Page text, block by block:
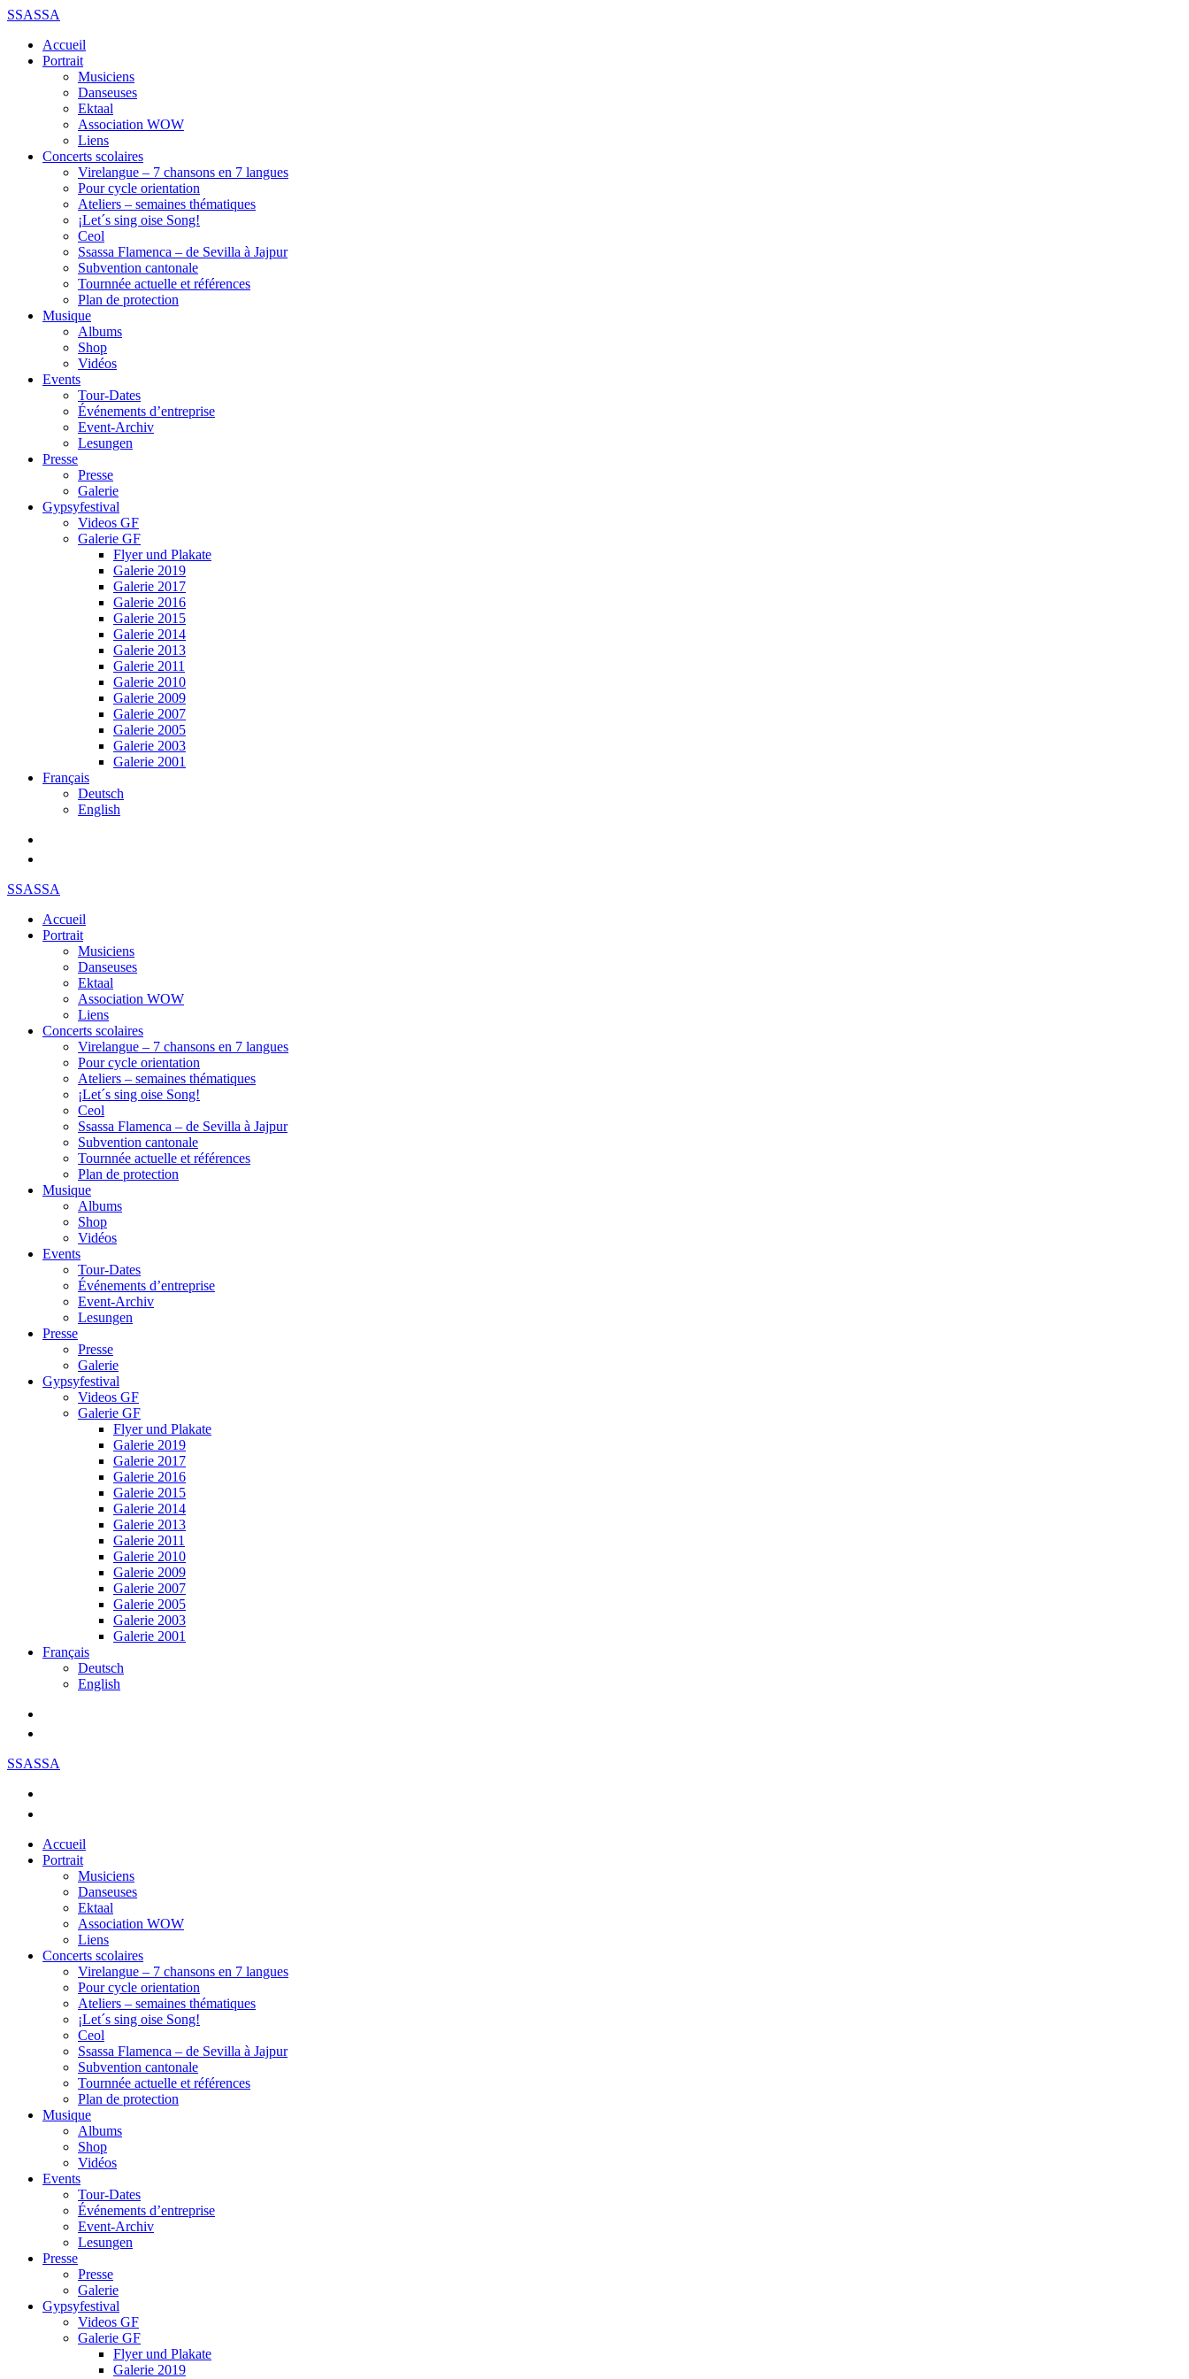
SSASSA
Accueil
Portrait
Musiciens
Danseuses
Ektaal
Association WOW
Liens
Concerts scolaires
Virelangue – 7 chansons en 7 langues
Pour cycle orientation
Ateliers – semaines thématiques
¡Let´s sing oise Song!
Ceol
Ssassa Flamenca – de Sevilla à Jajpur
Subvention cantonale
Tournnée actuelle et références
Plan de protection
Musique
Albums
Shop
Vidéos
Events
Tour-Dates
Événements d’entreprise
Event-Archiv
Lesungen
Presse
Presse
Galerie
Gypsyfestival
Videos GF
Galerie GF
Flyer und Plakate
Galerie 2019
Galerie 2017
Galerie 2016
Galerie 2015
Galerie 2014
Galerie 2013
Galerie 2011
Galerie 2010
Galerie 2009
Galerie 2007
Galerie 2005
Galerie 2003
Galerie 2001
Français
Deutsch
English
SSASSA
Accueil
Portrait
Musiciens
Danseuses
Ektaal
Association WOW
Liens
Concerts scolaires
Virelangue – 7 chansons en 7 langues
Pour cycle orientation
Ateliers – semaines thématiques
¡Let´s sing oise Song!
Ceol
Ssassa Flamenca – de Sevilla à Jajpur
Subvention cantonale
Tournnée actuelle et références
Plan de protection
Musique
Albums
Shop
Vidéos
Events
Tour-Dates
Événements d’entreprise
Event-Archiv
Lesungen
Presse
Presse
Galerie
Gypsyfestival
Videos GF
Galerie GF
Flyer und Plakate
Galerie 2019
Galerie 2017
Galerie 2016
Galerie 2015
Galerie 2014
Galerie 2013
Galerie 2011
Galerie 2010
Galerie 2009
Galerie 2007
Galerie 2005
Galerie 2003
Galerie 2001
Français
Deutsch
English
SSASSA
Accueil
Portrait
Musiciens
Danseuses
Ektaal
Association WOW
Liens
Concerts scolaires
Virelangue – 7 chansons en 7 langues
Pour cycle orientation
Ateliers – semaines thématiques
¡Let´s sing oise Song!
Ceol
Ssassa Flamenca – de Sevilla à Jajpur
Subvention cantonale
Tournnée actuelle et références
Plan de protection
Musique
Albums
Shop
Vidéos
Events
Tour-Dates
Événements d’entreprise
Event-Archiv
Lesungen
Presse
Presse
Galerie
Gypsyfestival
Videos GF
Galerie GF
Flyer und Plakate
Galerie 2019